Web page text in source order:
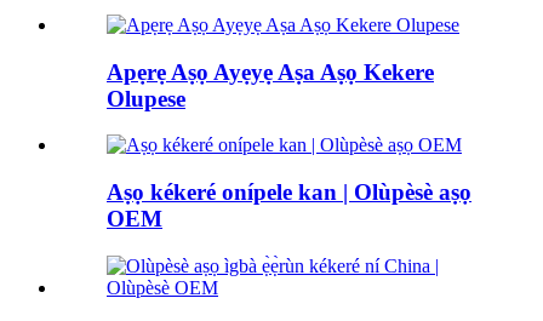
Apẹrẹ Aṣọ Ayẹyẹ Aṣa Aṣọ Kekere
Olupese
Aṣọ kékeré onípele kan | Olùpèsè aṣọ
OEM